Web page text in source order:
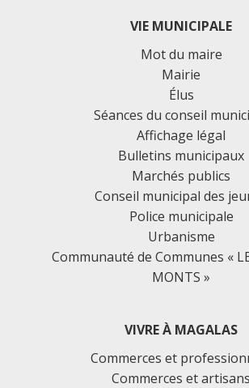
VIE MUNICIPALE
Mot du maire
Mairie
Élus
Séances du conseil
Affichage légal
Bulletins municipaux
Marchés publics
Conseil municipal des
Police municipale
Urbanisme
Communauté de Communes «
MONTS »
VIVRE À MAGALAS
Commerces et
Commerces et artisans